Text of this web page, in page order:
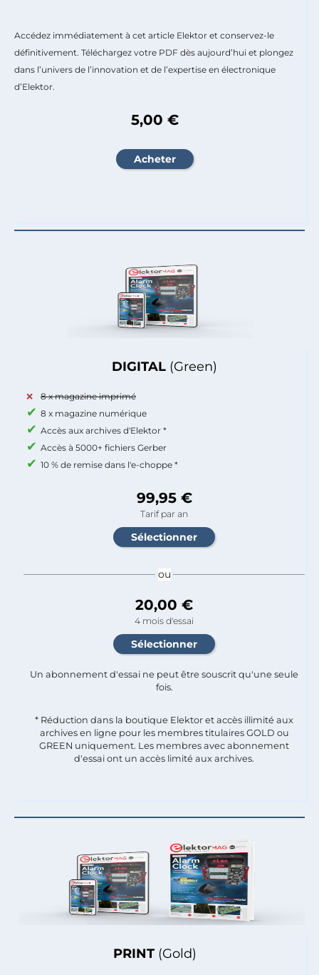
PRINT (Gold)
DIGITAL (Green)
8 x magazine imprimé
8 x magazine numérique
Accès aux archives d'Elektor *
Accès à 5000+ fichiers Gerber
10 % de remise dans l'e-choppe *
99,95 €
Tarif par an
ou
20,00 €
4 mois d'essai
Un abonnement d'essai ne peut être souscrit qu'une seule
fois.​
* Réduction dans la boutique Elektor et accès illimité aux
archives en ligne pour les membres titulaires GOLD ou
GREEN uniquement. Les membres avec abonnement
d'essai ont un accès limité aux archives.
Accédez immédiatement à cet article Elektor et conservez-le
définitivement. Téléchargez votre PDF dès aujourd’hui et plongez
dans l’univers de l’innovation et de l’expertise en électronique
d’Elektor.
5,00 €